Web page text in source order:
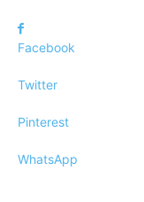
Facebook
Twitter
Pinterest
WhatsApp